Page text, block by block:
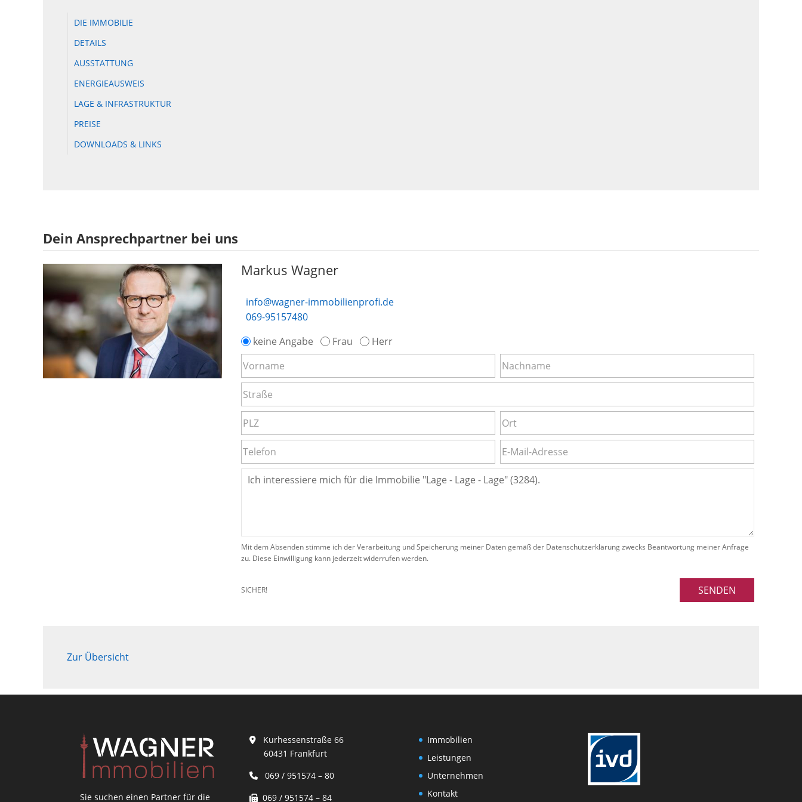
DIE IMMOBILIE
DETAILS
AUSSTATTUNG
ENERGIEAUSWEIS
LAGE & INFRASTRUKTUR
PREISE
DOWNLOADS & LINKS
Dein Ansprechpartner bei uns
Markus Wagner
info@wagner-immobilienprofi.de
069-95157480
keine Angabe
Frau Herr
Mit dem Absenden stimme ich der Verarbeitung und Speicherung meiner Daten gemäß der Datenschutzerklärung zwecks Beantwortung meiner Anfrage
zu. Diese Einwilligung kann jederzeit widerrufen werden.
SICHER! SENDEN
Zur Übersicht
Sie suchen einen Partner für die
Kurhessenstraße 66
60431 Frankfurt
069 / 951574 – 80
069 / 951574 – 84
Immobilien
Leistungen
Unternehmen
Kontakt